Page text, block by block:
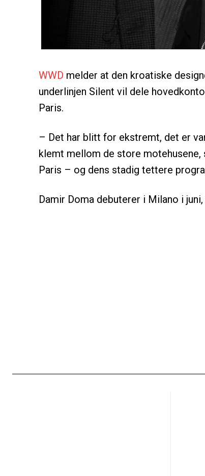
WWD melder at den kroatiske
underlinjen Silent vil dele
Paris.
– Det har blitt for ekstremt, det er
klemt mellom de store motehusene,
Paris – og dens stadig tettere
Damir Doma debuterer i Milano i